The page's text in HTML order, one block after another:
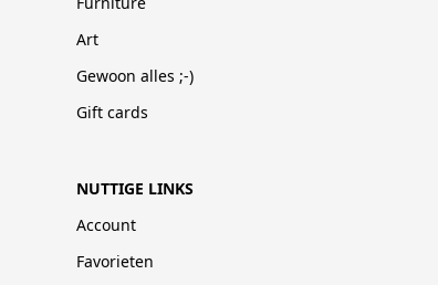
Art
Gewoon alles ;-)
Gift cards
NUTTIGE LINKS
Account
Favorieten